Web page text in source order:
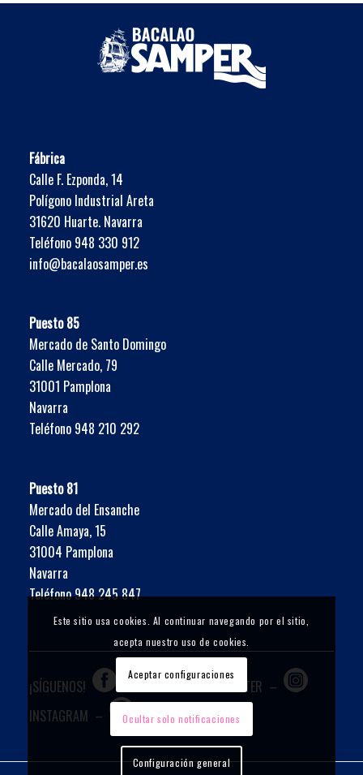
Fábrica
Calle F. Ezponda, 14
Polígono Industrial Areta
31620 Huarte. Navarra
Teléfono 948 330 912
info@bacalaosamper.es
Puesto 85
Mercado de Santo Domingo
Calle Mercado, 79
31001 Pamplona
Navarra
Teléfono 948 210 292
Puesto 81
Mercado del Ensanche
Calle Amaya, 15
31004 Pamplona
Navarra
Teléfono 948 245 847
¡SÍGUENOS! FACEBOOK – TWITTER –
INSTAGRAM – WHATSAPP
Este sitio usa cookies. Al continuar navegando por el sitio,
acepta nuestro uso de cookies.
Aceptar configuraciones
Ocultar solo notificaciones
Configuración general